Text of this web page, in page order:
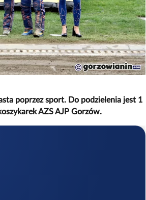
poprzez sport. Do podzielenia jest 1
AZS AJP Gorzów.